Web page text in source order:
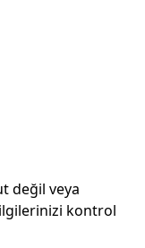
değil veya
kontrol